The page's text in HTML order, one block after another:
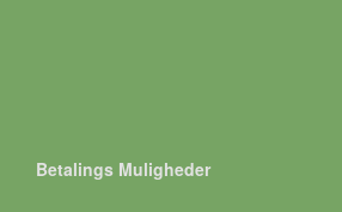
Betalings Muligheder